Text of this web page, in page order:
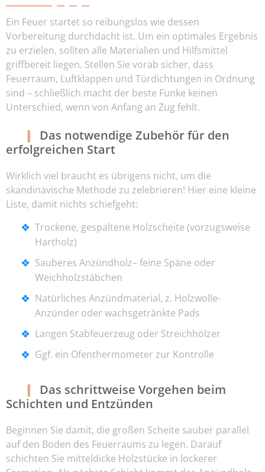
Ein Feuer startet so reibungslos wie dessen
Vorbereitung durchdacht ist. Um ein optimales Ergebnis
zu erzielen, sollten alle Materialien und Hilfsmittel
griffbereit liegen. Stellen Sie vorab sicher, dass
Feuerraum, Luftklappen und Türdichtungen in Ordnung
sind – schließlich macht der beste Funke keinen
Unterschied, wenn von Anfang an Zug fehlt.
Das notwendige Zubehör für den
erfolgreichen Start
Wirklich viel braucht es übrigens nicht, um die
skandinavische Methode zu zelebrieren! Hier eine kleine
Liste, damit nichts schiefgeht:
Trockene, gespaltene Holzscheite (vorzugsweise
Hartholz)
Sauberes Anzündholz– feine Späne oder
Weichholzstäbchen
Natürliches Anzündmaterial, z. Holzwolle-
Anzünder oder wachsgetränkte Pads
Langen Stabfeuerzeug oder Streichhölzer
Ggf. ein Ofenthermometer zur Kontrolle
Das schrittweise Vorgehen beim
Schichten und Entzünden
Beginnen Sie damit, die großen Scheite sauber parallel
auf den Boden des Feuerraums zu legen. Darauf
schichten Sie mitteldicke Holzstücke in lockerer